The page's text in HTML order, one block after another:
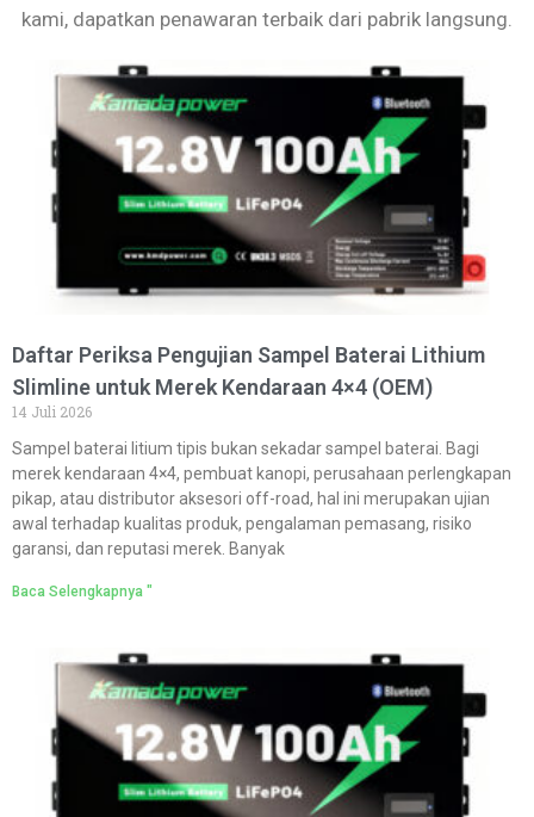
kami, dapatkan penawaran terbaik dari pabrik langsung.
Daftar Periksa Pengujian Sampel Baterai Lithium
Slimline untuk Merek Kendaraan 4×4 (OEM)
14 Juli 2026
Sampel baterai litium tipis bukan sekadar sampel baterai. Bagi
merek kendaraan 4×4, pembuat kanopi, perusahaan perlengkapan
pikap, atau distributor aksesori off-road, hal ini merupakan ujian
awal terhadap kualitas produk, pengalaman pemasang, risiko
garansi, dan reputasi merek. Banyak
Baca Selengkapnya "